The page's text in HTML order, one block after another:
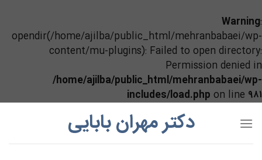
Warning:
opendir(/home/ajilba/public_html/mehranbabaei/wp-
content/mu-plugins): Failed to open directory:
Permission denied in
/home/ajilba/public_html/mehranbabaei/wp-
includes/load.php on line ۹۸۱
دکتر مهران بابایی